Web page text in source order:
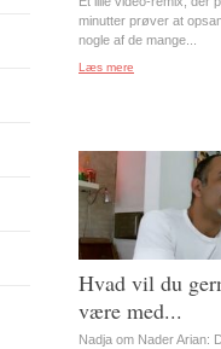
minutter prøver at
nogle af de mange...
Læs mere
Hvad vil du
være med...
Nadja om Nader Arian: